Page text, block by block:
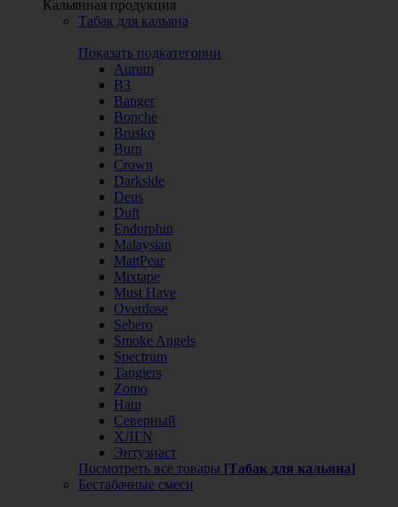
Кальянная продукция
Табак для кальяна
Показать подкатегории
Aurum
B3
Banger
Bonche
Brusko
Burn
Crown
Darkside
Deus
Duft
Endorphin
Malaysian
MattPear
Mixtape
Must Have
Overdose
Sebero
Smoke Angels
Spectrum
Tangiers
Zomo
Наш
Северный
ХЛГN
Энтузиаст
Посмотреть все товары [Табак для кальяна]
Бестабачные смеси